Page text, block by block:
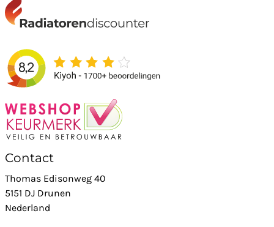
Contact
Thomas Edisonweg 40
5151 DJ Drunen
Nederland